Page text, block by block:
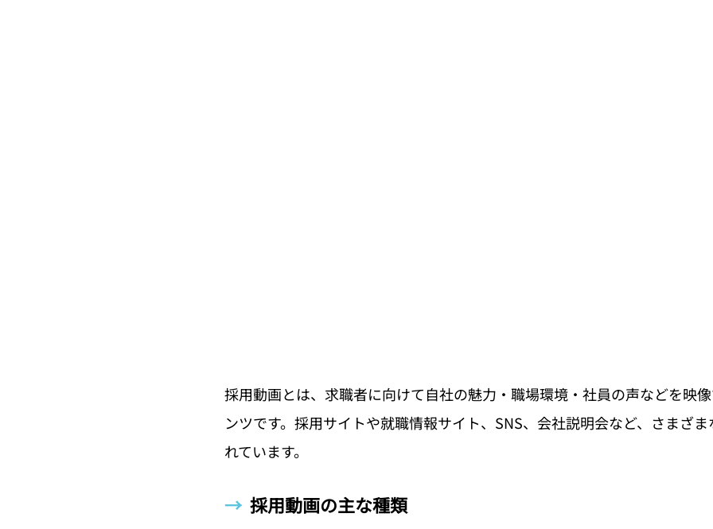
採用動画とは、求職者に向けて自社の魅力・職場環境・社員の声などを映
ンツです。採用サイトや就職情報サイト、SNS、会社説明会など、さまざ
れています。
→ 採用動画の主な種類